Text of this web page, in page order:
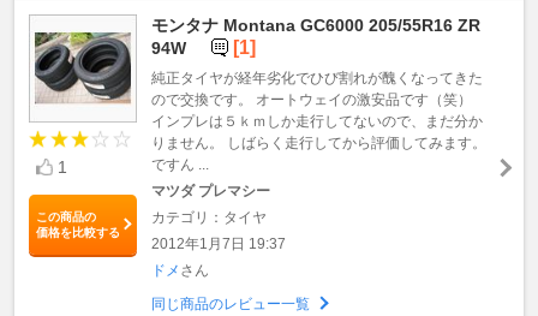
1
この商品の
価格を比較する
モンタナ Montana GC6000 205/55R16 ZR
94W
[1]
純正タイヤが経年劣化でひび割れが醜くなってきた
ので交換です。 オートウェイの激安品です（笑）
インプレは５ｋｍしか走行してないので、まだ分か
りません。 しばらく走行してから評価してみます。
ですん ...
マツダ プレマシー
カテゴリ：タイヤ
2012年1月7日 19:37
ドメ さん
同じ商品のレビュー一覧